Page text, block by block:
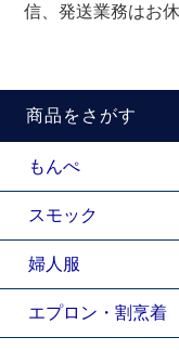
信、発送業務はお
商品をさがす
もんぺ
スモック
婦人服
エプロン・割烹着